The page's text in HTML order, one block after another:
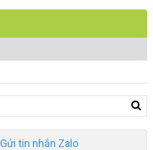
Gửi tin nhắn Zalo